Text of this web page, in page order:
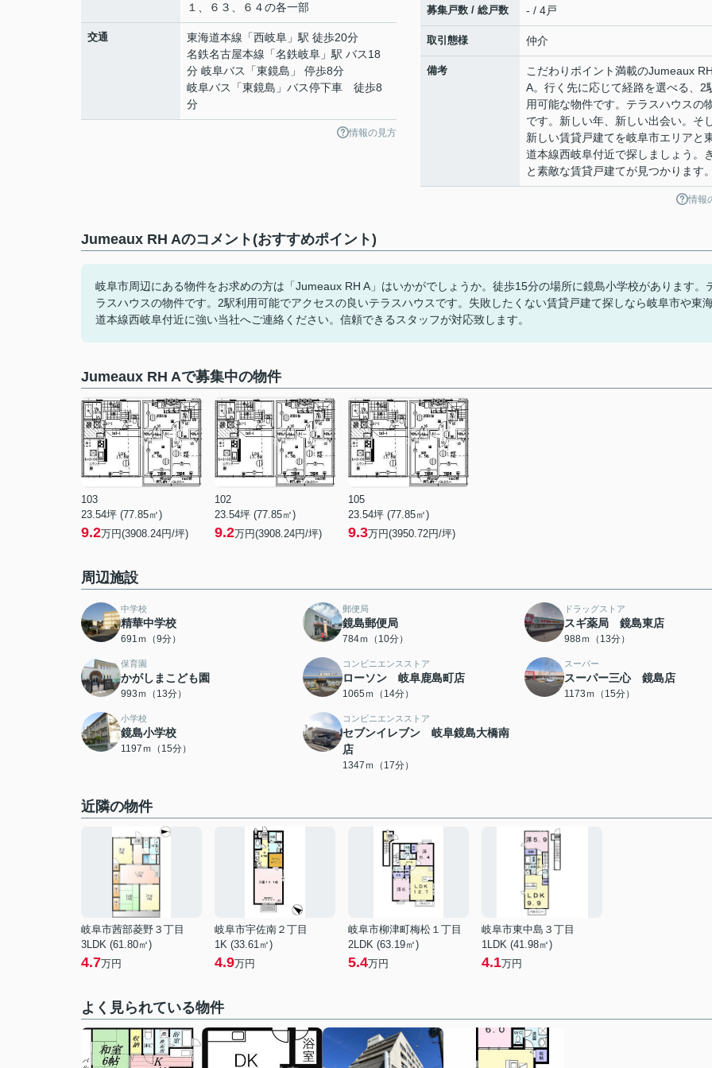
１、６３、６４の各一部
交通 東海道本線 「西岐阜 」駅 徒歩20分
名鉄名古屋本線 「名鉄岐阜 」駅 バス18
分 岐阜バス「東鏡島」 停歩8分
岐阜バス「東鏡島」バス停下車 徒歩8
分
情報の見方
募集戸数 / 総戸数 - / 4戸
取引態様 仲介
備考
こだわりポイント満載のJumeaux
A。行く先に応じて経路を選べる、2
用可能な物件です。テラスハウスの
です。新しい年、新しい出会い。そ
新しい賃貸戸建てを岐阜市エリアと
道本線西岐阜付近で探しましょう。
と素敵な賃貸戸建てが見つかります
情報
Jumeaux RH Aのコメント(おすすめポイント)
岐阜市周辺にある物件をお求めの方は「Jumeaux RH A」はいかがでしょうか。徒歩15分の場所に鏡島小学校があります。
ラスハウスの物件です。2駅利用可能でアクセスの良いテラスハウスです。失敗したくない賃貸戸建て探しなら岐阜市や東
道本線西岐阜付近に強い当社へご連絡ください。信頼できるスタッフが対応致します。
Jumeaux RH Aで募集中の物件
103
23.54坪 (77.85㎡)
9.2万円(3908.24円/坪)
102
23.54坪 (77.85㎡)
9.2万円(3908.24円/坪)
105
23.54坪 (77.85㎡)
9.3万円(3950.72円/坪)
周辺施設
中学校
精華中学校
691ｍ（9分）
郵便局
鏡島郵便局
784ｍ（10分）
ドラッグストア
スギ薬局 鏡島東店
988ｍ（13分）
保育園
かがしまこども園
993ｍ（13分）
コンビニエンスストア
ローソン 岐阜鹿島町店
1065ｍ（14分）
スーパー
スーパー三心 鏡島店
1173ｍ（15分）
小学校
鏡島小学校
1197ｍ（15分）
コンビニエンスストア
セブンイレブン 岐阜鏡島大橋南
店
1347ｍ（17分）
近隣の物件
岐阜市茜部菱野３丁目
3LDK (61.80㎡)
4.7万円
岐阜市宇佐南２丁目
1K (33.61㎡)
4.9万円
岐阜市柳津町梅松１丁目
2LDK (63.19㎡)
5.4万円
岐阜市東中島３丁目
1LDK (41.98㎡)
4.1万円
よく見られている物件